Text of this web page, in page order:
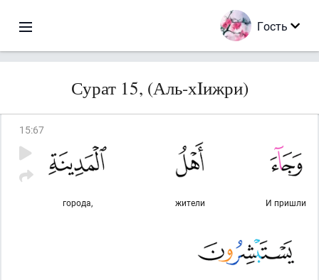
Гость
Сурат 15, (Аль-хIижри)
15:67
И пришли
жители
города,